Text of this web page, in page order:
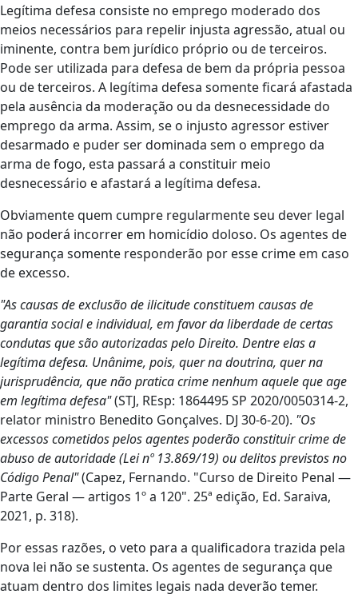
Legítima defesa consiste no emprego moderado dos
meios necessários para repelir injusta agressão, atual ou
iminente, contra bem jurídico próprio ou de terceiros.
Pode ser utilizada para defesa de bem da própria pessoa
ou de terceiros. A legítima defesa somente ficará afastada
pela ausência da moderação ou da desnecessidade do
emprego da arma. Assim, se o injusto agressor estiver
desarmado e puder ser dominada sem o emprego da
arma de fogo, esta passará a constituir meio
desnecessário e afastará a legítima defesa.
Obviamente quem cumpre regularmente seu dever legal
não poderá incorrer em homicídio doloso. Os agentes de
segurança somente responderão por esse crime em caso
de excesso.
"As causas de exclusão de ilicitude constituem causas de
garantia social e individual, em favor da liberdade de certas
condutas que são autorizadas pelo Direito. Dentre elas a
legítima defesa. Unânime, pois, quer na doutrina, quer na
jurisprudência, que não pratica crime nenhum aquele que age
em legítima defesa"(STJ, REsp: 1864495 SP 2020/0050314-2,
relator ministro Benedito Gonçalves. DJ 30-6-20). "Os
excessos cometidos pelos agentes poderão constituir crime de
abuso de autoridade (Lei nº 13.869/19) ou delitos previstos no
Código Penal"(Capez, Fernando. "Curso de Direito Penal —
Parte Geral — artigos 1º a 120". 25ª edição, Ed. Saraiva,
2021, p. 318).
Por essas razões, o veto para a qualificadora trazida pela
nova lei não se sustenta. Os agentes de segurança que
atuam dentro dos limites legais nada deverão temer.